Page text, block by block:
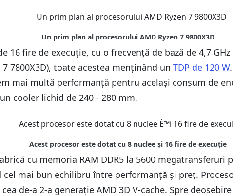
16 fire de execuție, cu o frecvență de bază de 4,7
7800X3D), toate acestea menținând un TDP de 120 W
mai multă performanță pentru același consum de
cooler lichid de 240 - 280 mm.
cu memoria RAM DDR5 la 5600 megatransferuri
cel mai bun echilibru între performanță și preț.
de-a 2-a generație AMD 3D V-cache. Spre